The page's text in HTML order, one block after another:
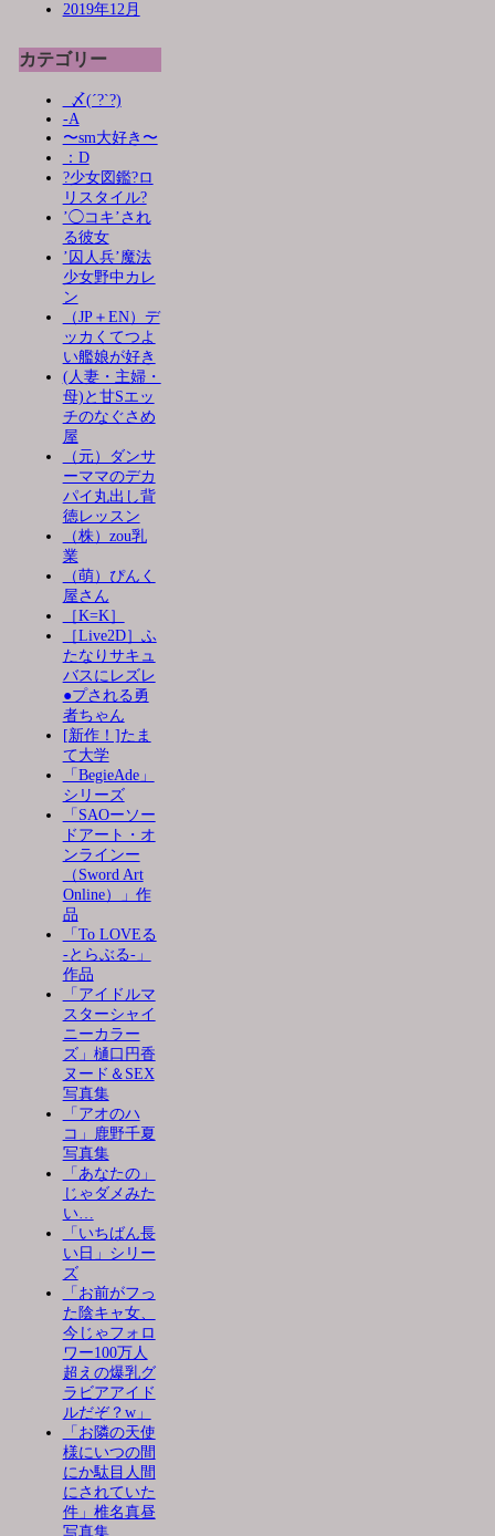
2019年12月
カテゴリー
_〆(´?`?)
-A
〜sm大好き〜
：D
?少女図鑑?ロ
リスタイル?
’◯コキ’され
る彼女
’囚人兵’魔法
少女野中カレ
ン
（JP＋EN）デ
ッカくてつよ
い艦娘が好き
(人妻・主婦・
母)と甘Sエッ
チのなぐさめ
屋
（元）ダンサ
ーママのデカ
パイ丸出し背
徳レッスン
（株）zou乳
業
（萌）ぴんく
屋さん
［K=K］
［Live2D］ふ
たなりサキュ
バスにレズレ
●プされる勇
者ちゃん
[新作！]たま
て大学
「BegieAde」
シリーズ
「SAOーソー
ドアート・オ
ンラインー
（Sword Art
Online）」作
品
「To LOVEる
-とらぶる-」
作品
「アイドルマ
スターシャイ
ニーカラー
ズ」樋口円香
ヌード＆SEX
写真集
「アオのハ
コ」鹿野千夏
写真集
「あなたの」
じゃダメみた
い…
「いちばん長
い日」シリー
ズ
「お前がフっ
た陰キャ女、
今じゃフォロ
ワー100万人
超えの爆乳グ
ラビアアイド
ルだぞ？w」
「お隣の天使
様にいつの間
にか駄目人間
にされていた
件」椎名真昼
写真集